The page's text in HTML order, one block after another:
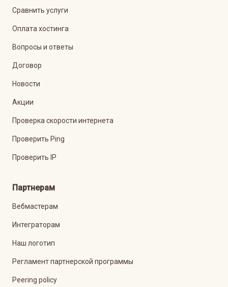
Сравнить услуги
Оплата хостинга
Вопросы и ответы
Договор
Новости
Акции
Проверка скорости интернета
Проверить Ping
Проверить IP
Партнерам
Вебмастерам
Интеграторам
Наш логотип
Регламент партнерской программы
Peering policy